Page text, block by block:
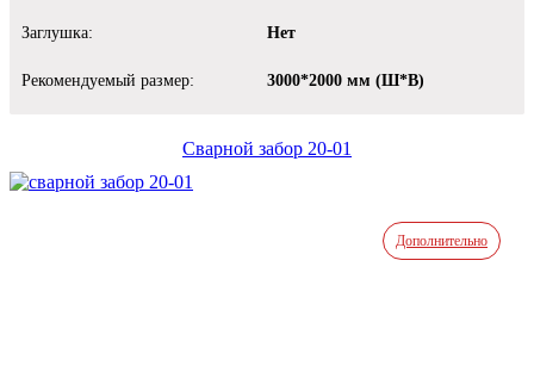
Заглушка: Нет
Рекомендуемый размер: 3000*2000 мм (Ш*В)
Сварной забор 20-01
Дополнительно